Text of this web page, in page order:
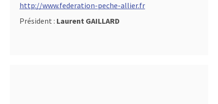
http://www.federation-peche-allier.fr
Président : Laurent GAILLARD